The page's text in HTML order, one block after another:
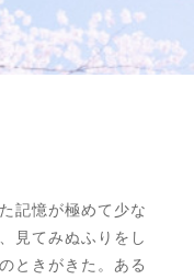
記憶が極めて少な
見てみぬふりをし
ときがきた。ある